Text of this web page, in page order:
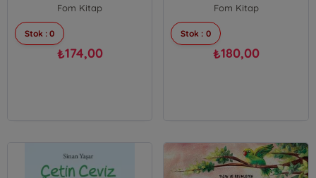
Fom Kitap
Stok : 0
₺174,00
Fom Kitap
Stok : 0
₺180,00